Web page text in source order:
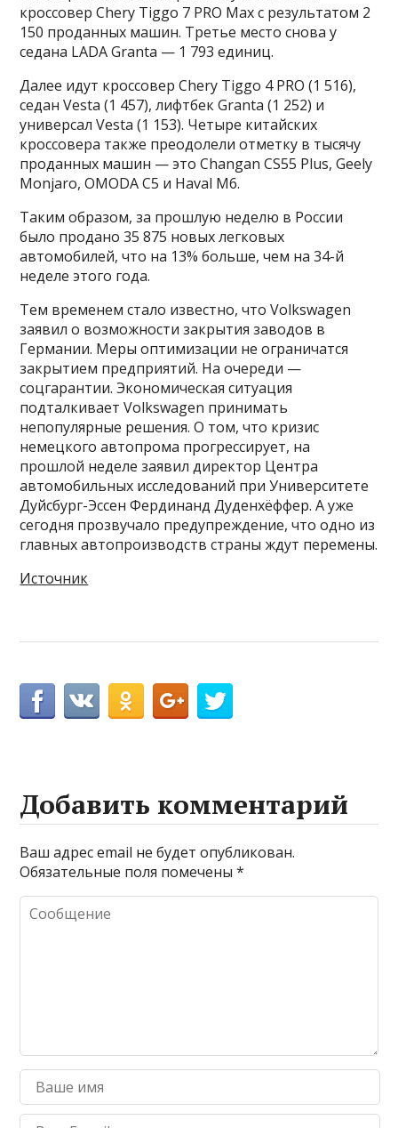
кроссовер Chery Tiggo 7 PRO Max с результатом 2
150 проданных машин. Третье место снова у
седана LADA Granta — 1 793 единиц.
Далее идут кроссовер Chery Tiggo 4 PRO (1 516),
седан Vesta (1 457), лифтбек Granta (1 252) и
универсал Vesta (1 153). Четыре китайских
кроссовера также преодолели отметку в тысячу
проданных машин — это Changan CS55 Plus, Geely
Monjaro, OMODA C5 и Haval M6.
Таким образом, за прошлую неделю в России
было продано 35 875 новых легковых
автомобилей, что на 13% больше, чем на 34-й
неделе этого года.
Тем временем стало известно, что Volkswagen
заявил о возможности закрытия заводов в
Германии. Меры оптимизации не ограничатся
закрытием предприятий. На очереди —
соцгарантии. Экономическая ситуация
подталкивает Volkswagen принимать
непопулярные решения. О том, что кризис
немецкого автопрома прогрессирует, на
прошлой неделе заявил директор Центра
автомобильных исследований при Университете
Дуйсбург-Эссен Фердинанд Дуденхёффер. А уже
сегодня прозвучало предупреждение, что одно из
главных автопроизводств страны ждут перемены.
Источник
Добавить комментарий
Ваш адрес email не будет опубликован.
Обязательные поля помечены*